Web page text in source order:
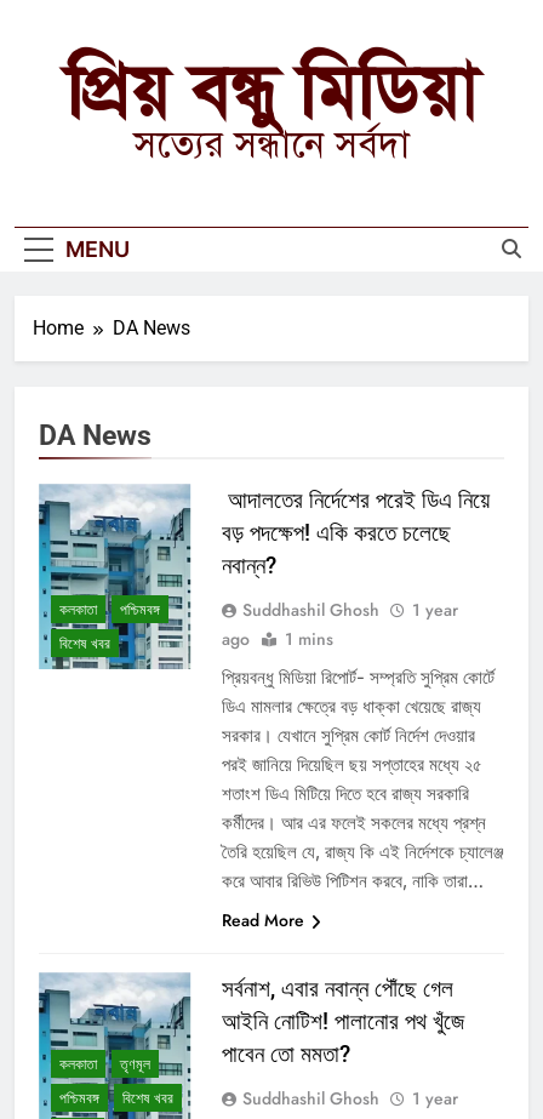
contentপ্রিয় বন্ধু মিডিয়া
সত্যের সন্ধানে সর্বদা
MENU
Home DA News
DA News
কলকাতা
পশ্চিমবঙ্গ
বিশেষ খবর
আদালতের নির্দেশের পরেই ডিএ নিয়ে
বড় পদক্ষেপ! একি করতে চলেছে
নবান্ন?
Suddhashil Ghosh
1 year
ago
1 mins
প্রিয়বন্ধু মিডিয়া রিপোর্ট- সম্প্রতি সুপ্রিম কোর্টে
ডিএ মামলার ক্ষেত্রে বড় ধাক্কা খেয়েছে রাজ্য
সরকার। যেখানে সুপ্রিম কোর্ট নির্দেশ দেওয়ার
পরই জানিয়ে দিয়েছিল ছয় সপ্তাহের মধ্যে ২৫
শতাংশ ডিএ মিটিয়ে দিতে হবে রাজ্য সরকারি
কর্মীদের। আর এর ফলেই সকলের মধ্যে প্রশ্ন
তৈরি হয়েছিল যে, রাজ্য কি এই নির্দেশকে চ্যালেঞ্জ
করে আবার রিভিউ পিটিশন করবে, নাকি তারা…
Read More
কলকাতা
তৃণমূল
পশ্চিমবঙ্গ
বিশেষ খবর
সর্বনাশ, এবার নবান্ন পৌঁছে গেল
আইনি নোটিশ! পালানোর পথ খুঁজে
পাবেন তো মমতা?
Suddhashil Ghosh
1 year